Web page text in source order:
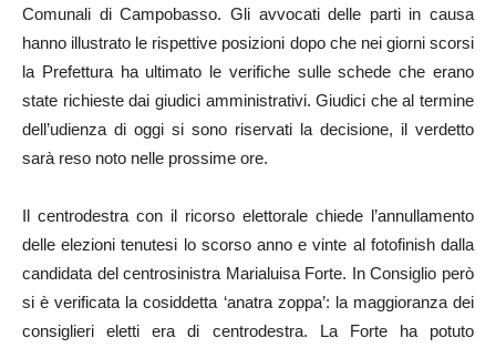
Comunali di Campobasso. Gli avvocati delle parti in causa
hanno illustrato le rispettive posizioni dopo che nei giorni scorsi
la Prefettura ha ultimato le verifiche sulle schede che erano
state richieste dai giudici amministrativi. Giudici che al termine
dell’udienza di oggi si sono riservati la decisione, il verdetto
sarà reso noto nelle prossime ore.
Il centrodestra con il ricorso elettorale chiede l’annullamento
delle elezioni tenutesi lo scorso anno e vinte al fotofinish dalla
candidata del centrosinistra Marialuisa Forte. In Consiglio però
si è verificata la cosiddetta ‘anatra zoppa’: la maggioranza dei
consiglieri eletti era di centrodestra. La Forte ha potuto